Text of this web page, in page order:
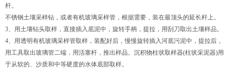
杆。
不锈钢土壤采样钻，或者有机玻璃采样管，根据需要，装在最顶头的延长杆上。
3、用土壤钻头取样，直接插入底泥中，旋转手柄，提拉，用刮刀取出土壤样品。
4、用透明有机玻璃采样管取样，装配好后，慢慢旋转插入河底污泥中，提拉后，
用工具取出玻璃管二端，用活塞杆，推出样品。沉积物柱状取样器(柱状采泥器)用
于从软的、沙质和中等硬度的水体底部取样。